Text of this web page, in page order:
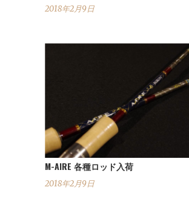
2018年2月9日
M-AIRE 各種ロッド入荷
2018年2月9日